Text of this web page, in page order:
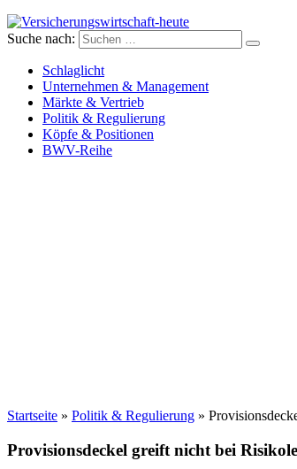
Versicherungswirtschaft-heute
Suche nach:
Schlaglicht
Unternehmen & Management
Märkte & Vertrieb
Politik & Regulierung
Köpfe & Positionen
BWV-Reihe
Startseite » Politik & Regulierung »
Provisionsdeckel greift nicht bei